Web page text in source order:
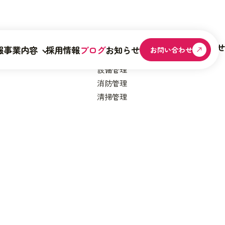
事業内容 採用情報ブログお知らせ お問い合わせ
会社情報 事業内容
設備管理
消防管理
清掃管理
採用情報ブログお知らせ